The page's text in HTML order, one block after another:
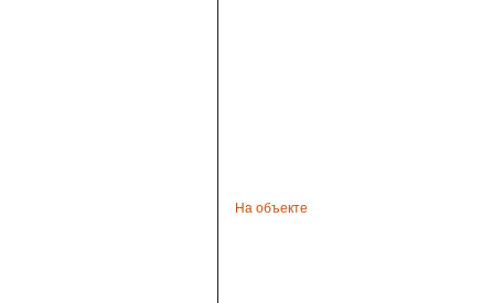
На объекте